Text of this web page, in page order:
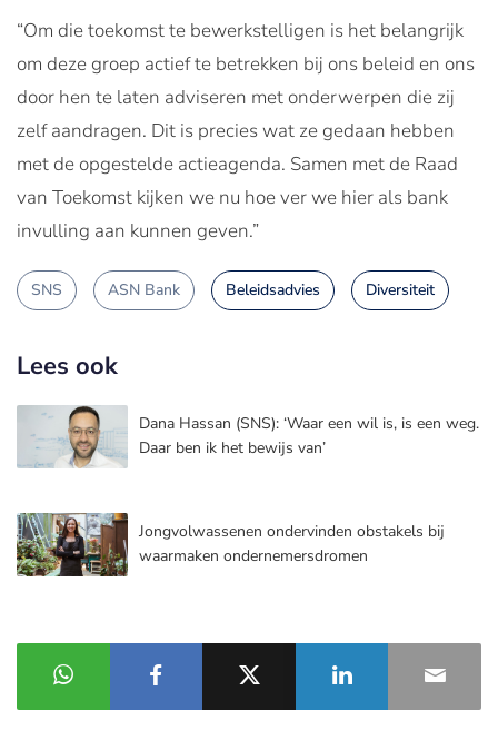
“Om die toekomst te bewerkstelligen is het belangrijk
om deze groep actief te betrekken bij ons beleid en ons
door hen te laten adviseren met onderwerpen die zij
zelf aandragen. Dit is precies wat ze gedaan hebben
met de opgestelde actieagenda. Samen met de Raad
van Toekomst kijken we nu hoe ver we hier als bank
invulling aan kunnen geven.”
SNS ASN Bank Beleidsadvies Diversiteit
Lees ook
Dana Hassan (SNS): ‘Waar een wil is, is een weg.
Daar ben ik het bewijs van’
Jongvolwassenen ondervinden obstakels bij
waarmaken ondernemersdromen